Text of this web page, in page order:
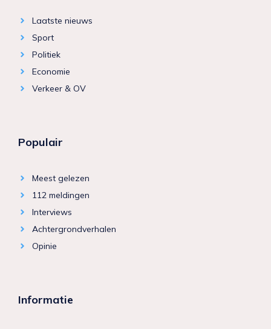
Laatste nieuws
Sport
Politiek
Economie
Verkeer & OV
Populair
Meest gelezen
112 meldingen
Interviews
Achtergrondverhalen
Opinie
Informatie